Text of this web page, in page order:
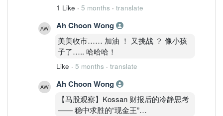
1 Like · 5 months · translate
Ah Choon Wong
美美收市…… 加油 ！ 又挑战 ？ 像小孩
子了….. 哈哈哈！
Like · 5 months · translate
Ah Choon Wong
【马股观察】Kossan 财报后的冷静思考
—— 稳中求胜的“现金王”